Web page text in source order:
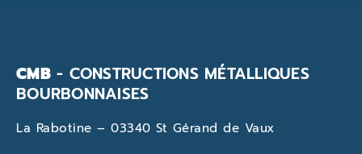
CMB- CONSTRUCTIONS MÉTALLIQUES
BOURBONNAISES
La Rabotine – 03340 St Gérand de Vaux